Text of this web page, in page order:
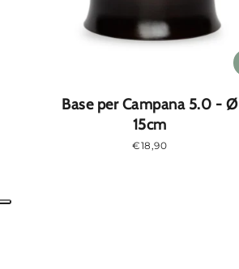
Base per Campana 5.0 - Ø
15cm
Prezzo
€18,90